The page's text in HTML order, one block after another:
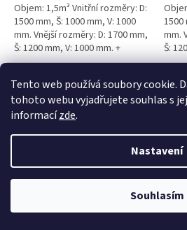
Tento web používá soubory cookie.
tohoto webu vyjadřujete souhlas s
informacízde.
Nastavení
Souhlasím
Objem: 1,5m³ Vnitřní rozměry: D:
1500 mm, Š: 1000 mm, V: 1000
mm. Vnější rozměry: D: 1700 mm,
Š: 1200 mm, V: 1000 mm. +
komínek Kvalitní, pevná jímka
1500
mm.
Š:
Doprava Zdarma
Online
Začít